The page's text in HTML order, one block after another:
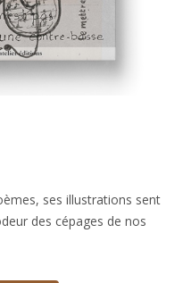
ses illustrations sent
des cépages de nos